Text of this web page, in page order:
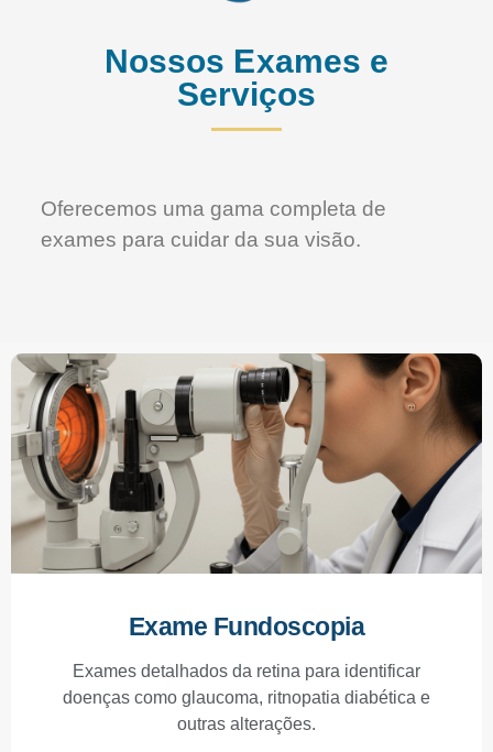
Nossos Exames e
Serviços
Oferecemos uma gama completa de
exames para cuidar da sua visão.
Exame Fundoscopia
Exames detalhados da retina para identificar
doenças como glaucoma, ritnopatia diabética e
outras alterações.